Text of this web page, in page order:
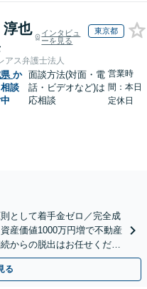
淳也
インタビュ
ーを見る
東京都
アス弁護士法人
か
談
面談方法(対面・電
話・ビデオなど)は
応相談
営業時
間：本日
定休日
として着手金ゼロ／完全成
産価値1000万円増で不動産
からの脱出はお任せくださ
る